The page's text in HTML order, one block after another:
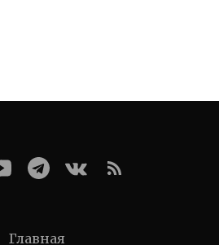
Главная